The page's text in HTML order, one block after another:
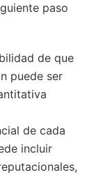
paso
de que
puede ser
de cada
incluir